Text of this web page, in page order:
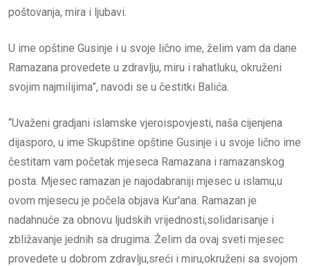
poštovanja, mira i ljubavi.
U ime opštine Gusinje i u svoje lično ime, želim vam da dane
Ramazana provedete u zdravlju, miru i rahatluku, okruženi
svojim najmilijima”, navodi se u čestitki Balića.
“Uvaženi gradjani islamske vjeroispovjesti, naša cijenjena
dijasporo, u ime Skupštine opštine Gusinje i u svoje lično ime
čestitam vam početak mjeseca Ramazana i ramazanskog
posta. Mjesec ramazan je najodabraniji mjesec u islamu,u
ovom mjesecu je počela objava Kur'ana. Ramazan je
nadahnuće za obnovu ljudskih vrijednosti,solidarisanje i
zbližavanje jednih sa drugima. Želim da ovaj sveti mjesec
provedete u dobrom zdravlju,sreći i miru,okruženi sa svojom